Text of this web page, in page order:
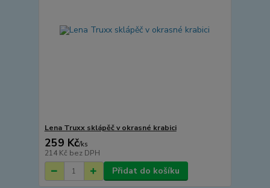
Lena Truxx sklápěč v okrasné krabici
259 Kč/ks
214 Kč bez DPH
Přidat do košíku